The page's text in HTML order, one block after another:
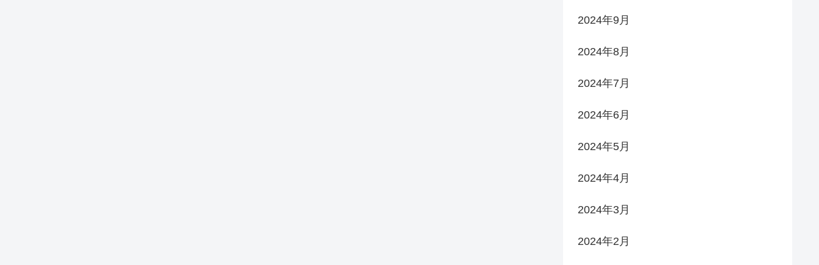
2024年9月
2024年8月
2024年7月
2024年6月
2024年5月
2024年4月
2024年3月
2024年2月